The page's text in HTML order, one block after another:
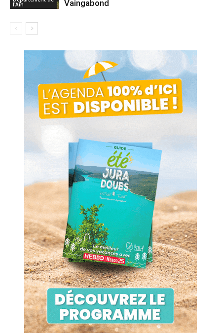
l'Ain Vaingabond